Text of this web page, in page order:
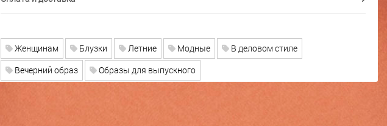
Женщинам Блузки Летние Модные
В деловом стиле
Вечерний образ
Образы для выпускного